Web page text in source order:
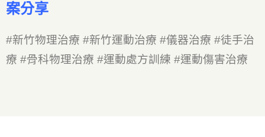
案分享
#新竹物理治療 #新竹運動治療 #儀器治療 #徒手治
療 #骨科物理治療 #運動處方訓練 #運動傷害治療